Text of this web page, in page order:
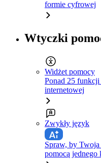
formie cyfrowej
Wtyczki
Widżet pomocy
Ponad 25 funkcji
internetowej
Zwykły język
Spraw, by Twoja
pomocą jednego